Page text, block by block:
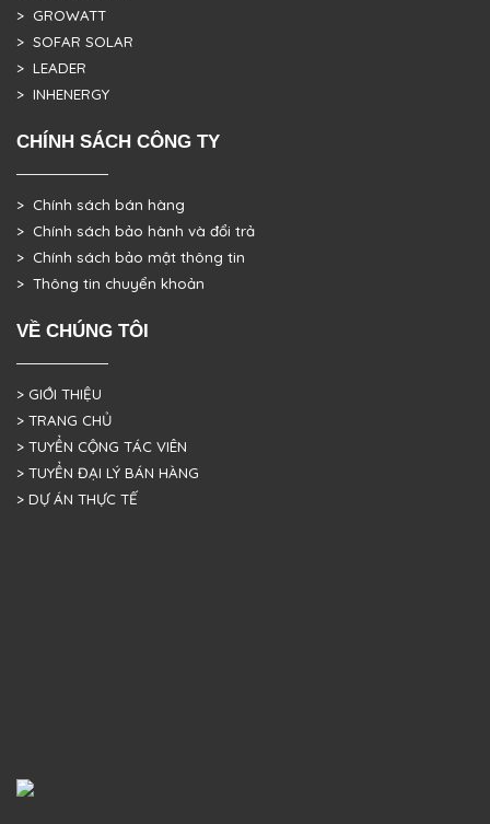
> GROWATT
> SOFAR SOLAR
> LEADER
> INHENERGY
CHÍNH SÁCH CÔNG TY
> Chính sách bán hàng
> Chính sách bảo hành và đổi trả
> Chính sách bảo mật thông tin
> Thông tin chuyển khoản
VỀ CHÚNG TÔI
> GIỚI THIỆU
> TRANG CHỦ
> TUYỂN CỘNG TÁC VIÊN
> TUYỂN ĐẠI LÝ BÁN HÀNG
> DỰ ÁN THỰC TẾ